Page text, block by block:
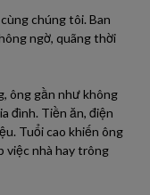
chúng tôi. Ban
ngờ, quãng thời
ông gần như không
đình. Tiền ăn, điện
Tuổi cao khiến ông
việc nhà hay trông